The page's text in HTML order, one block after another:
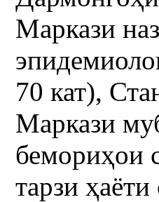
Маркази
70 кат),
Маркази
бемориҳои
тарзи